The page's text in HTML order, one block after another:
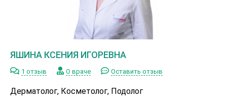
ЯШИНА КСЕНИЯ ИГОРЕВНА
1 отзыв О враче Оставить отзыв
Дерматолог, Косметолог, Подолог